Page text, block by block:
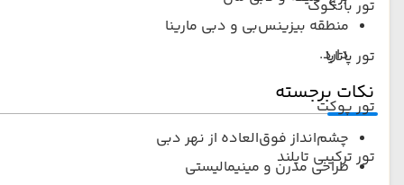
تور بانکوک
تور پاتایا
تور پوکت
تور ترکیبی تایلند
منطقه بیزینس‌بی و دبی مارینا
دارد.
نکات برجسته
چشم‌انداز فوق‌العاده از نهر دبی
طراحی مدرن و مینیمالیستی